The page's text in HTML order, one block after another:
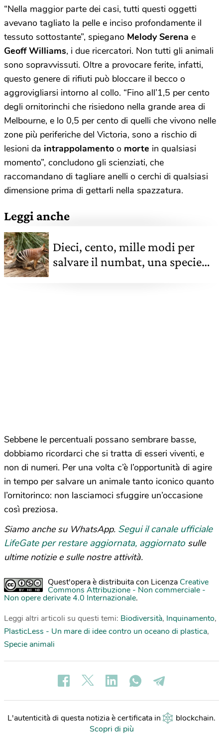
“Nella maggior parte dei casi, tutti questi oggetti
avevano tagliato la pelle e inciso profondamente il
tessuto sottostante”, spiegano Melody Serena e
Geoff Williams, i due ricercatori. Non tutti gli animali
sono sopravvissuti. Oltre a provocare ferite, infatti,
questo genere di rifiuti può bloccare il becco o
aggrovigliarsi intorno al collo. “Fino all’1,5 per cento
degli ornitorinchi che risiedono nella grande area di
Melbourne, e lo 0,5 per cento di quelli che vivono nelle
zone più periferiche del Victoria, sono a rischio di
lesioni da intrappolamento o morte in qualsiasi
momento”, concludono gli scienziati, che
raccomandano di tagliare anelli o cerchi di qualsiasi
dimensione prima di gettarli nella spazzatura.
Leggi anche
Dieci, cento, mille modi per
salvare il numbat, una specie
Sebbene le percentuali possano sembrare basse,
dobbiamo ricordarci che si tratta di esseri viventi, e
non di numeri. Per una volta c’è l’opportunità di agire
in tempo per salvare un animale tanto iconico quanto
l’ornitorinco: non lasciamoci sfuggire un’occasione
così preziosa.
Siamo anche su WhatsApp. Segui il canale ufficiale
LifeGate per restare aggiornata, aggiornato sulle
ultime notizie e sulle nostre attività.
Quest'opera è distribuita con Licenza Creative
Commons Attribuzione - Non commerciale -
Non opere derivate 4.0 Internazionale.
Leggi altri articoli su questi temi: Biodiversità, Inquinamento,
PlasticLess - Un mare di idee contro un oceano di plastica,
Specie animali
L'autenticità di questa notizia è certificata in blockchain.
Scopri di più